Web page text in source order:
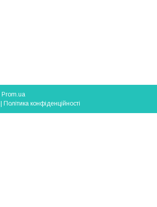
Prom.ua
Політика конфіденційності